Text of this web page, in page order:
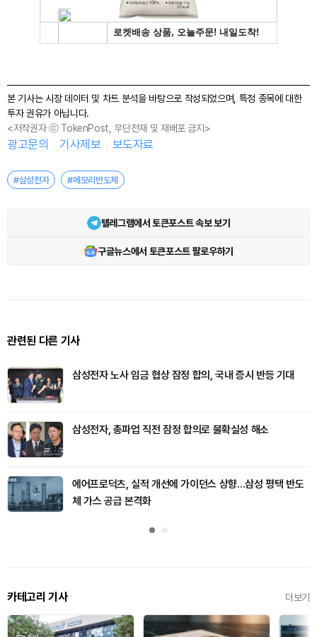
본 기사는 시장 데이터 및 차트 분석을 바탕으로 작성되었으며, 특정 종목에 대한
투자 권유가 아닙니다.
<저작권자 ⓒ TokenPost, 무단전재 및 재배포 금지>
광고문의 기사제보 보도자료
#삼성전자 #메모리반도체
텔레그램에서 토큰포스트 속보 보기
구글뉴스에서 토큰포스트 팔로우하기
관련된 다른 기사
삼성전자 노사 임금 협상 잠정 합의, 국내 증시 반등 기대
삼성전자, 총파업 직전 잠정 합의로 불확실성 해소
에어프로덕츠, 실적 개선에 가이던스 상향…삼성 평택 반도
체 가스 공급 본격화
카테고리 기사 더보기